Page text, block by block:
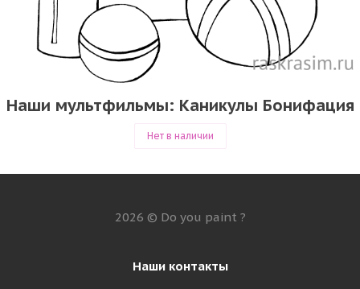
Наши мультфильмы: Каникулы Бонифация
Нет в наличии
2026 © Do you paint ?
Наши контакты